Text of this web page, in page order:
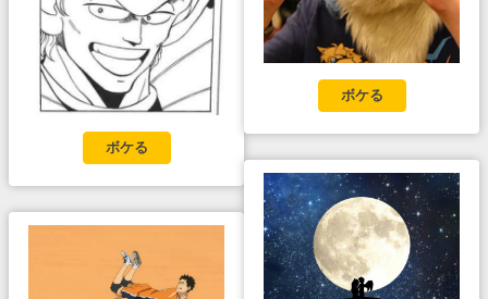
ボケる
ボケる